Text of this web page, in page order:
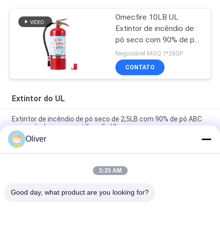
Omecfire 10LB UL
Extintor de incêndio de
pó seco com 90% de pó
ABC
Negociável MOQ:1*20GP
CONTATO
Extintor do UL
Extintor de incêndio de pó seco de 2,5LB com 90% de pó ABC
para veículos com certificação UL
Extintor de incêndio de pó seco com classificação de incêndio
6A 80BC
Omecfire 10LB UL Extintor de incêndio de pó seco com 90% de
Oliver
3:35 AM
Good day, what product are you looking for?